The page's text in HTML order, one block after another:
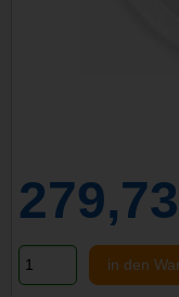
279,73
in den